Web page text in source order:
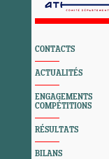
CONTACTS
ACTUALITÉS
ENGAGEMENTS
COMPÉTITIONS
RÉSULTATS
BILANS